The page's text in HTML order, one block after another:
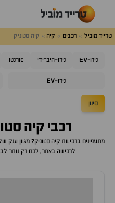
טרייד מוביל רכבים קיה קיה סטוניק
נירו-EV נירו-היברידי סורנטו
נירו-EV
סינון
רכבי קיה
מתעניינים ברכישת קיה סטוניק? מגוון ענק
לרכישה באתר, לכם רק נותר